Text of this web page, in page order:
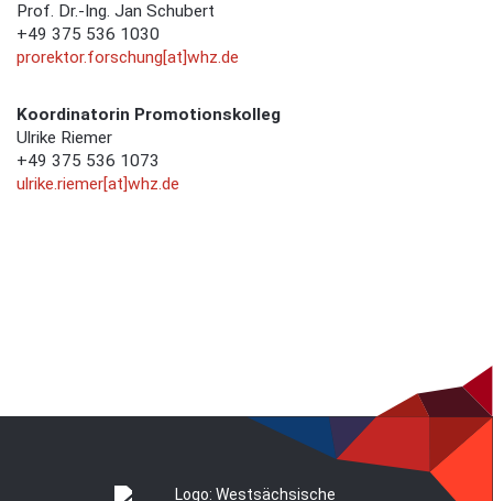
Prof. Dr.-Ing. Jan Schubert
+49 375 536 1030
prorektor.forschung[at]whz.de
Koordinatorin Promotionskolleg
Ulrike Riemer
+49 375 536 1073
ulrike.riemer[at]whz.de